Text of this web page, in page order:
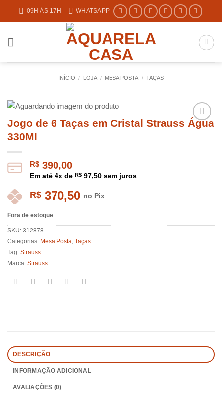
09H ÀS 17H WHATSAPP
INÍCIO / LOJA / MESA POSTA / TAÇAS
Jogo de 6 Taças em Cristal Strauss Água
330Ml
R$ 390,00
Em até 4x de R$ 97,50 sem juros
R$ 370,50 no Pix
Fora de estoque
SKU: 312878
Categorias: Mesa Posta, Taças
Tag: Strauss
Marca: Strauss
DESCRIÇÃO
INFORMAÇÃO ADICIONAL
AVALIAÇÕES (0)